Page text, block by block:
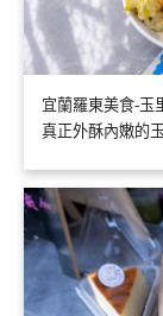
宜蘭羅東美食-玉
真正外酥內嫩的